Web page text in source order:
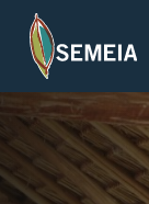
Skip
main
content